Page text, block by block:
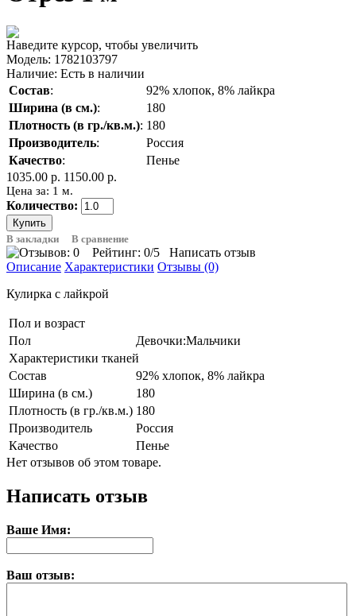
Наведите курсор, чтобы увеличить
Модель: 1782103797
Наличие: Есть в наличии
Состав:
92% хлопок, 8% лайкра
Ширина (в см.):
180
Плотность (в гр./кв.м.): 180
Производитель:
Россия
Качество:
Пенье
1035.00 р. 1150.00 р.
Цена за: 1 м.
Количество:
В закладки В сравнение
Рейтинг: 0/5
Написать отзыв
Описание Характеристики Отзывы (0)
Кулирка с лайкрой
Пол и возраст
Пол
Девочки:Мальчики
Характеристики тканей
Состав
92% хлопок, 8% лайкра
Ширина (в см.)
180
Плотность (в гр./кв.м.) 180
Производитель
Россия
Качество
Пенье
Нет отзывов об этом товаре.
Написать отзыв
Ваше Имя:
Ваш отзыв: